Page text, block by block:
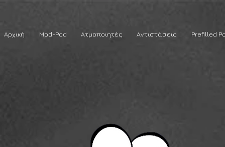
Αρχική Mod-Pod Ατμοποιητές Αντιστάσεις Prefilled